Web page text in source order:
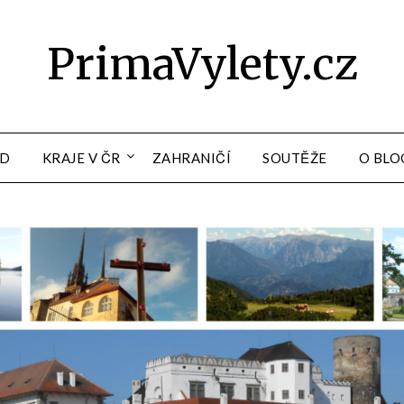
PrimaVylety.cz
KRAJE V ČR ZAHRANIČÍ SOUTĚŽE O